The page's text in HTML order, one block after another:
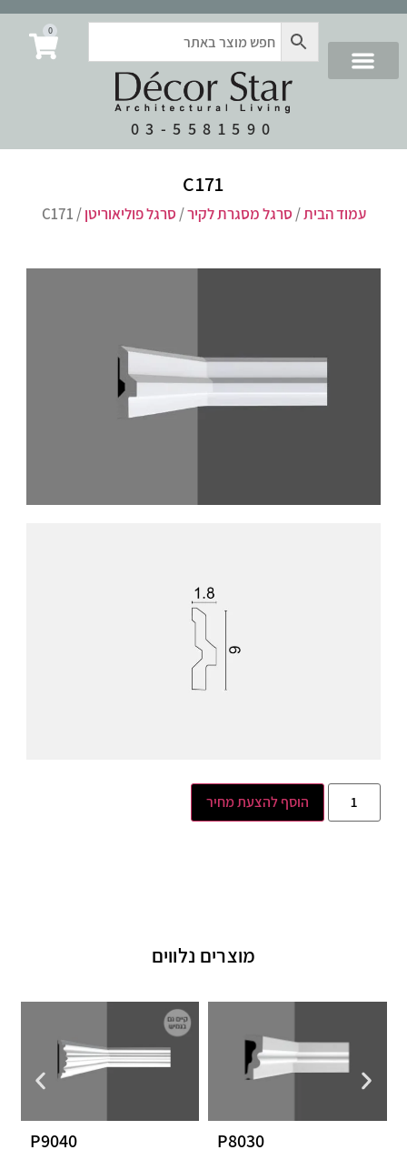
03-5581590
0
C171
עמוד הבית/ סרגל מסגרת לקיר/ סרגל פוליאוריטן/ C171
הוסף להצעת מחיר
מוצרים נלווים
P8030
P9040